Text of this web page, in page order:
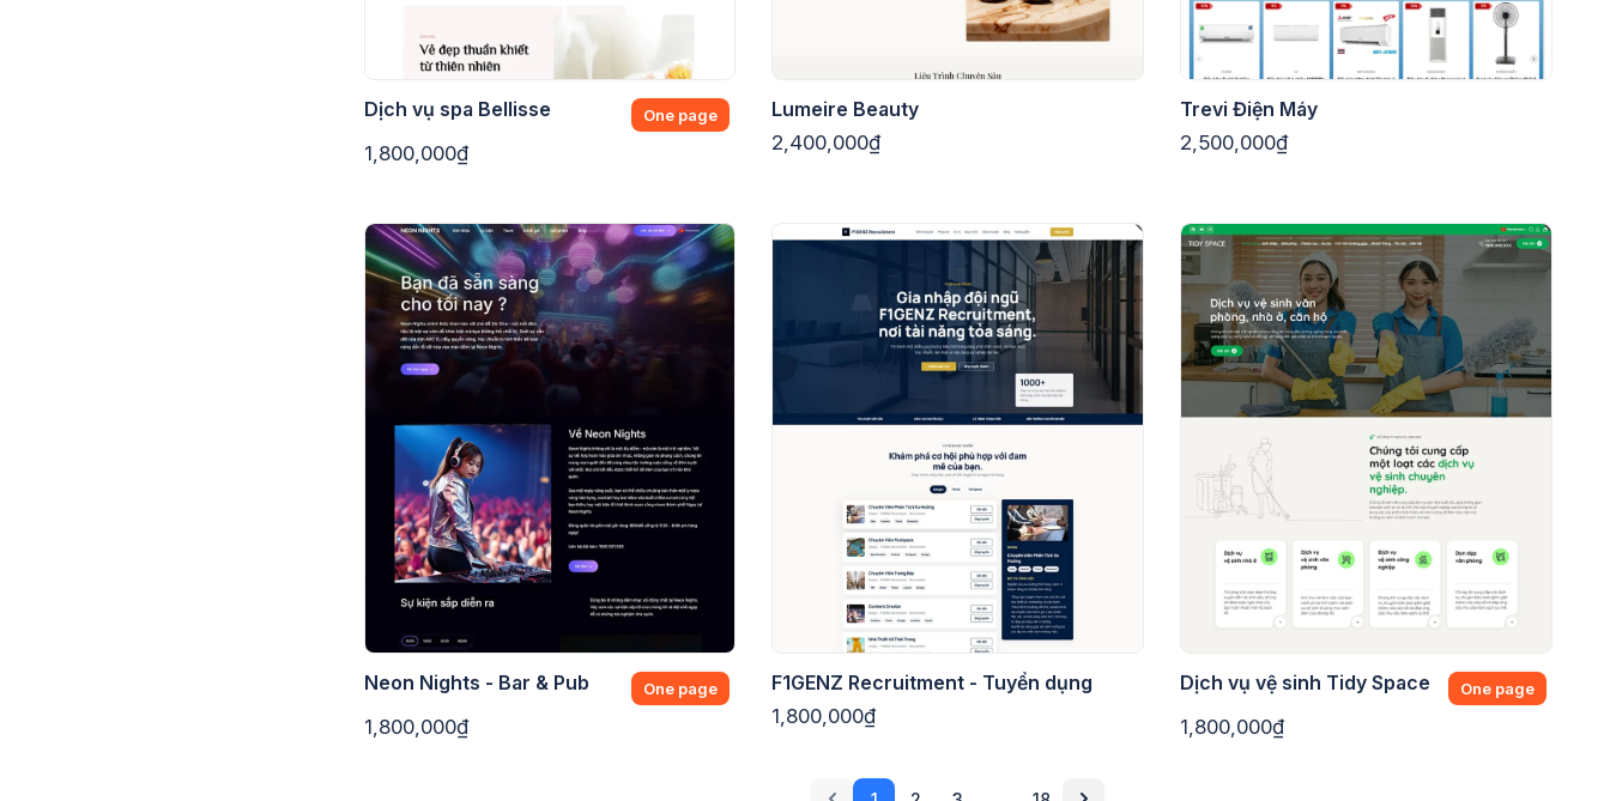
Dịch vụ spa Bellisse One page
1,800,000₫
Lumeire Beauty
2,400,000₫
Trevi Điện Máy
2,500,000₫
Neon Nights - Bar & Pub One page
1,800,000₫
F1GENZ Recruitment - Tuyển dụng
1,800,000₫
Dịch vụ vệ sinh Tidy Space One page
1,800,000₫